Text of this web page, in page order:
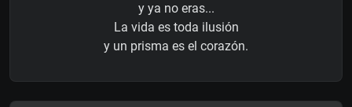
y ya no eras...
La vida es toda ilusión
y un prisma es el corazón.